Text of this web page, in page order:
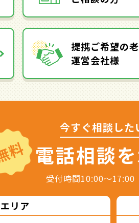
提携ご希望の
運営会社様
料
今すぐ相談した
電話相談を
受付時間10:00～17:00
リア